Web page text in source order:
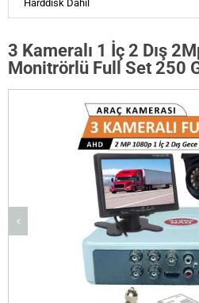
Harddisk Dahil
3 Kameralı 1 İç 2 Dış
Monitrörlü Full Set 250